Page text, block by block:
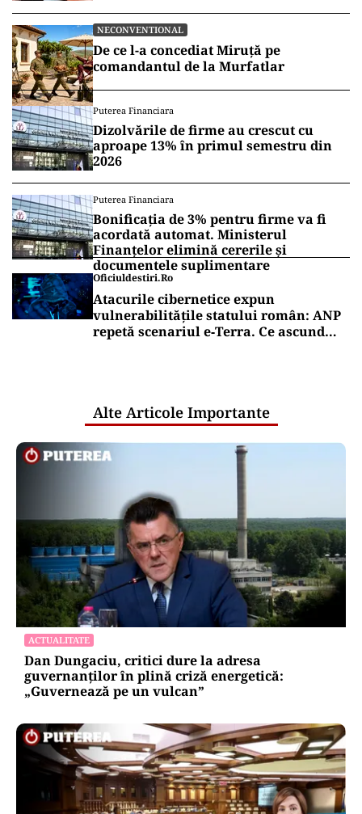
NECONVENTIONAL
De ce l-a concediat Miruță pe
comandantul de la Murfatlar
Puterea Financiara
Dizolvările de firme au crescut cu
aproape 13% în primul semestru din
2026
Puterea Financiara
Bonificația de 3% pentru firme va fi
acordată automat. Ministerul
Finanțelor elimină cererile și
documentele suplimentare
Oficiuldestiri.ro
Atacurile cibernetice expun
vulnerabilitățile statului român: ANP
repetă scenariul e‑Terra. Ce ascund
Alte Articole Importante
ACTUALITATE
Dan Dungaciu, critici dure la adresa
guvernanților în plină criză energetică:
„Guvernează pe un vulcan”